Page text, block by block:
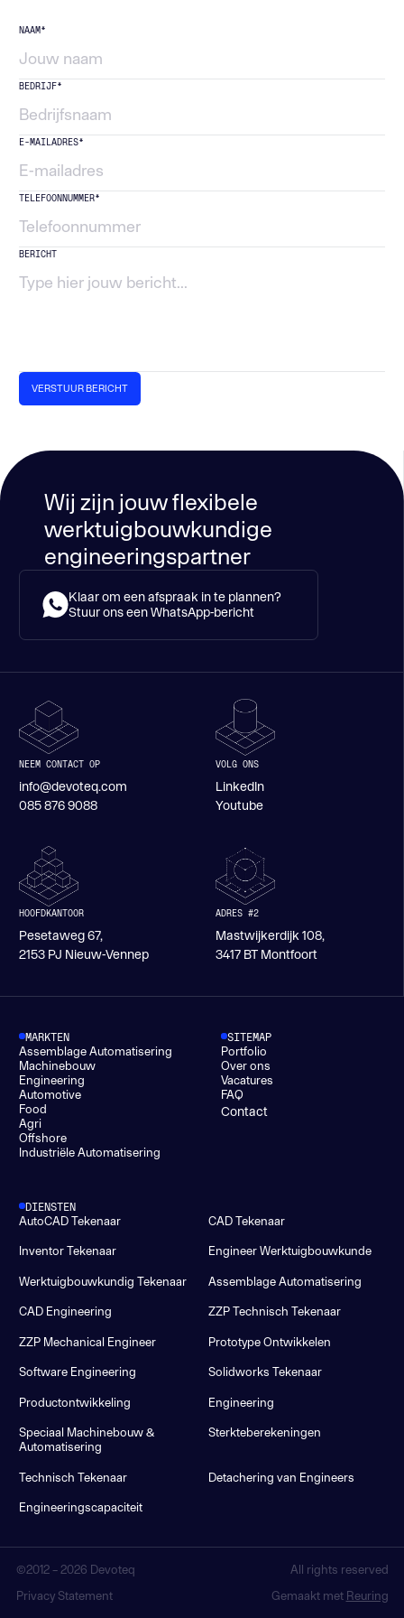
NAAM*
BEDRIJF*
E-MAILADRES*
TELEFOONNUMMER*
BERICHT
Wij zijn jouw flexibele
werktuigbouwkundige
engineeringspartner
Klaar om een afspraak in te plannen?
Stuur ons een WhatsApp-bericht
NEEM CONTACT OP
info@devoteq.com
085 876 9088
VOLG ONS
LinkedIn
Youtube
HOOFDKANTOOR
Pesetaweg 67,
2153 PJ Nieuw-Vennep
ADRES #2
Mastwijkerdijk 108,
3417 BT Montfoort
MARKTEN
Assemblage Automatisering
Machinebouw
Engineering
Automotive
Food
Agri
Offshore
Industriële Automatisering
DIENSTEN
AutoCAD Tekenaar CAD Tekenaar
Inventor Tekenaar Engineer Werktuigbouwkunde
Werktuigbouwkundig Tekenaar Assemblage Automatisering
CAD Engineering ZZP Technisch Tekenaar
ZZP Mechanical Engineer Prototype Ontwikkelen
Software Engineering Solidworks Tekenaar
Productontwikkeling Engineering
Speciaal Machinebouw &
Automatisering
Sterkteberekeningen
Technisch Tekenaar Detachering van Engineers
Engineeringscapaciteit
SITEMAP
Portfolio
Over ons
Vacatures
FAQ
Contact
©2012 – 2026 Devoteq
All rights reserved
Privacy Statement
Gemaakt met Reuring